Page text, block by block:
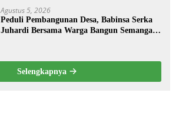
Agustus 5, 2026
Peduli Pembangunan Desa, Babinsa Serka
Juhardi Bersama Warga Bangun Semangat
Selengkapnya